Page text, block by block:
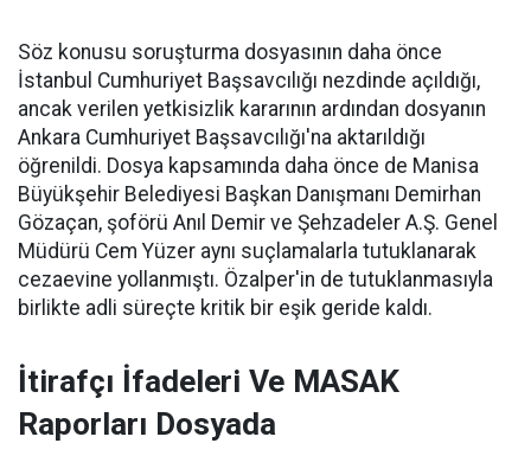
Söz konusu soruşturma dosyasının daha önce
İstanbul Cumhuriyet Başsavcılığı nezdinde açıldığı,
ancak verilen yetkisizlik kararının ardından dosyanın
Ankara Cumhuriyet Başsavcılığı'na aktarıldığı
öğrenildi. Dosya kapsamında daha önce de Manisa
Büyükşehir Belediyesi Başkan Danışmanı Demirhan
Gözaçan, şoförü Anıl Demir ve Şehzadeler A.Ş. Genel
Müdürü Cem Yüzer aynı suçlamalarla tutuklanarak
cezaevine yollanmıştı. Özalper'in de tutuklanmasıyla
birlikte adli süreçte kritik bir eşik geride kaldı.
İtirafçı İfadeleri Ve MASAK
Raporları Dosyada